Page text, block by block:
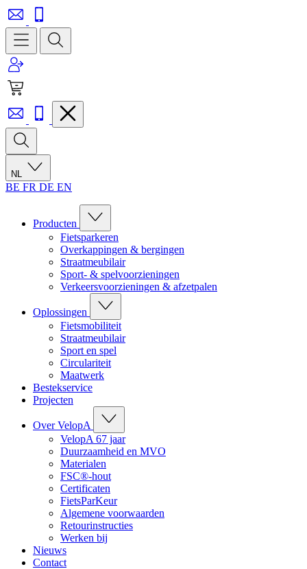
NL
BE FR DE EN
Producten
Fietsparkeren
Overkappingen & bergingen
Straatmeubilair
Sport- & spelvoorzieningen
Verkeersvoorzieningen & afzetpalen
Oplossingen
Fietsmobiliteit
Straatmeubilair
Sport en spel
Circulariteit
Maatwerk
Bestekservice
Projecten
Over VelopA
VelopA 67 jaar
Duurzaamheid en MVO
Materialen
FSC®-hout
Certificaten
FietsParKeur
Algemene voorwaarden
Retourinstructies
Werken bij
Nieuws
Contact